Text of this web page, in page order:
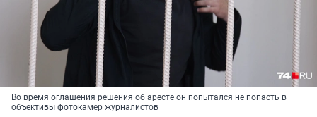
Во время оглашения решения об аресте он попытался не попасть в
объективы фотокамер журналистов